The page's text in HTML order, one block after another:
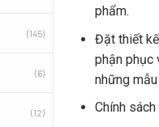
(145)
(6)
(12)
phẩm.
Đặt thiết
phận phục
những
Chính